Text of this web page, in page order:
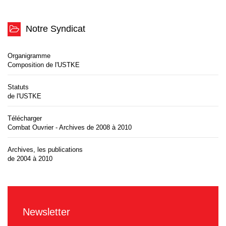
Notre Syndicat
Organigramme
Composition de l'USTKE
Statuts
de l'USTKE
Télécharger
Combat Ouvrier - Archives de 2008 à 2010
Archives, les publications
de 2004 à 2010
Newsletter